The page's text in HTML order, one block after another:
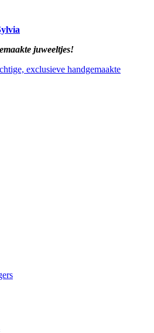
juweeltjes!
juweeltjes!
juweeltjes!